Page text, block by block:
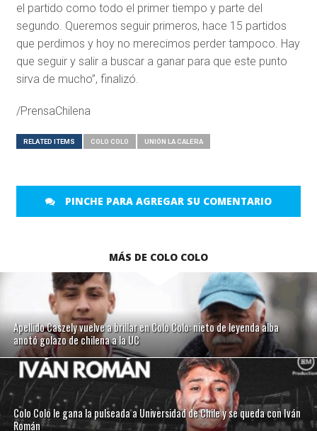
el partido como todo el primer tiempo y parte del
segundo. Queremos seguir primeros, hace 15 partidos
que perdimos y hoy no merecimos perder tampoco. Hay
que seguir y salir a buscar a ganar para que este punto
sirva de mucho”, finalizó.
/PrensaChilena
RELATED ITEMS COLO COLO UNIÓN LA CALERA
PINCHE PARA AGREGAR SU COMENTARIO
MÁS DE COLO COLO
Apellido Caszely vuelve a brillar en Colo Colo: nieto de leyenda alba
anotó golazo de chilena a la UC
Colo Colo le gana la pulseada a Universidad de Chile y se queda con Iván
Román